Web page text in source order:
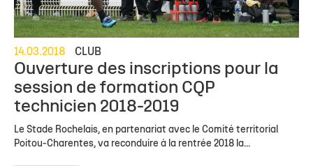
14.03.2018 CLUB
Ouverture des inscriptions pour la
session de formation CQP
technicien 2018-2019
Le Stade Rochelais, en partenariat avec le Comité territorial
Poitou-Charentes, va reconduire à la rentrée 2018 la...